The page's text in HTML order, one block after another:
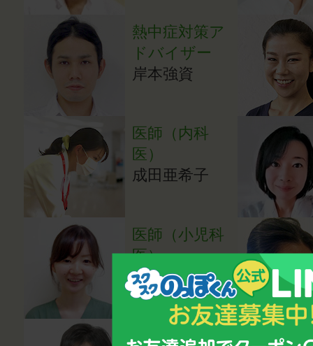
熱中症対策ア
ドバイザー
岸本強資
医師（内科
医）
成田亜希子
医師（小児科
医）
湯田貴江
心理カウンセ